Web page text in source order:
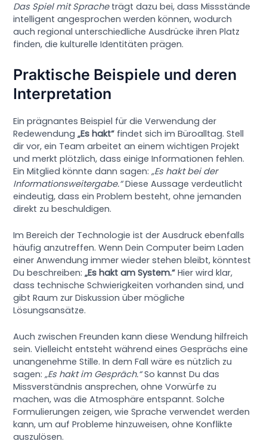
Das Spiel mit Spracheträgt dazu bei, dass Missstände
intelligent angesprochen werden können, wodurch
auch regional unterschiedliche Ausdrücke ihren Platz
finden, die kulturelle Identitäten prägen.
Praktische Beispiele und deren
Interpretation
Ein prägnantes Beispiel für die Verwendung der
Redewendung„Es hakt“ findet sich im Büroalltag. Stell
dir vor, ein Team arbeitet an einem wichtigen Projekt
und merkt plötzlich, dass einige Informationen fehlen.
Ein Mitglied könnte dann sagen:„Es hakt bei der
Informationsweitergabe.“Diese Aussage verdeutlicht
eindeutig, dass ein Problem besteht, ohne jemanden
direkt zu beschuldigen.
Im Bereich der Technologie ist der Ausdruck ebenfalls
häufig anzutreffen. Wenn Dein Computer beim Laden
einer Anwendung immer wieder stehen bleibt, könntest
Du beschreiben:„Es hakt am System.“ Hier wird klar,
dass technische Schwierigkeiten vorhanden sind, und
gibt Raum zur Diskussion über mögliche
Lösungsansätze.
Auch zwischen Freunden kann diese Wendung hilfreich
sein. Vielleicht entsteht während eines Gesprächs eine
unangenehme Stille. In dem Fall wäre es nützlich zu
sagen:„Es hakt im Gespräch.“So kannst Du das
Missverständnis ansprechen, ohne Vorwürfe zu
machen, was die Atmosphäre entspannt. Solche
Formulierungen zeigen, wie Sprache verwendet werden
kann, um auf Probleme hinzuweisen, ohne Konflikte
auszulösen.